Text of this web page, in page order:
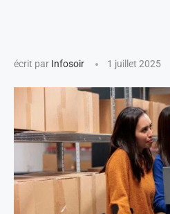
écrit par Infosoir 1 juillet 2025